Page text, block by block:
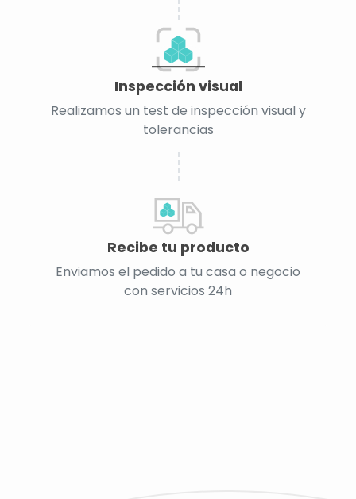
Inspección visual
Realizamos un test de inspección visual y
tolerancias
Recibe tu producto
Enviamos el pedido a tu casa o negocio
con servicios 24h